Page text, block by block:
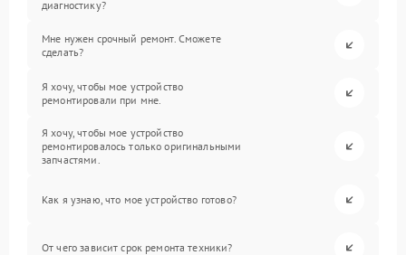
диагностику?
Мне нужен срочный ремонт. Сможете
сделать?
Я хочу, чтобы мое устройство
ремонтировали при мне.
Я хочу, чтобы мое устройство
ремонтировалось только оригинальными
запчастями.
Как я узнаю, что мое устройство готово?
От чего зависит срок ремонта техники?